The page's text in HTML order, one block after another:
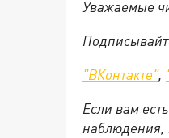
Уважаемые
"ВКонтакте",
Если вам
наблюдения,